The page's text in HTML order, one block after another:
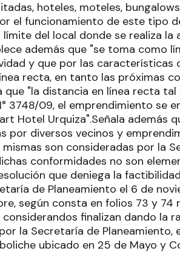
hoteles, moteles,
el funcionamiento de este tipo
del local donde se realiza la
además que "se toma como
y que por las características
recta, en tanto las próximas
que "la distancia en línea recta
3748/09, el emprendimiento se
Hotel Urquiza".Señala además
por diversos vecinos y
son consideradas por la
conformidades no son
que deniega la
de Planeamiento el 6 de
según consta en folios 73 y
finalizan dando la
la Secretaría de Planeamiento,
ubicado en 25 de Mayo y